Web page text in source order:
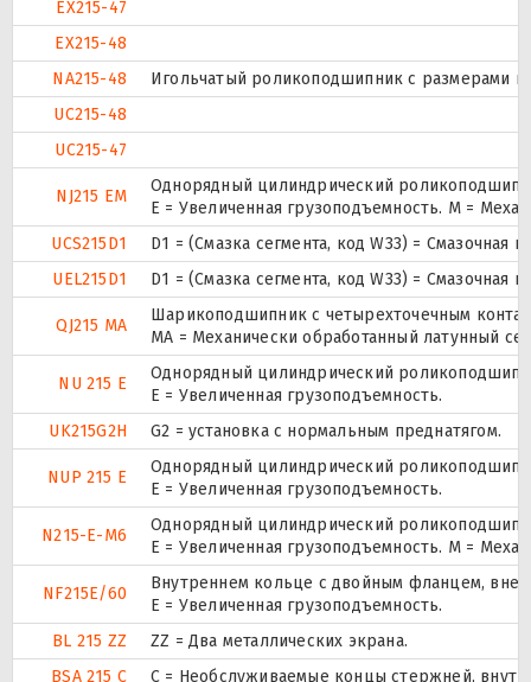
EX215-47
EX215-48
NA215-48
Игольчатый роликоподшипник с размерами
UC215-48
UC215-47
NJ215 EM
Однорядный цилиндрический
E = Увеличенная грузоподъемность. М =
UCS215D1
D1 = (Смазка сегмента, код W33) =
UEL215D1
D1 = (Смазка сегмента, код W33) =
QJ215 MA
Шарикоподшипник с четырехточечным
MA = Механически обработанный латунный
NU 215 E
Однорядный цилиндрический
Е = Увеличенная грузоподъемность.
UK215G2H
G2 = установка с нормальным преднатягом.
NUP 215 E
Однорядный цилиндрический
Е = Увеличенная грузоподъемность.
N215-E-M6
Однорядный цилиндрический
E = Увеличенная грузоподъемность. М =
NF215E/60
Внутреннем кольце с двойным фланцем,
Е = Увеличенная грузоподъемность.
BL 215 ZZ
ZZ = Два металлических экрана.
BSA 215 C
С = Необслуживаемые концы стержней,